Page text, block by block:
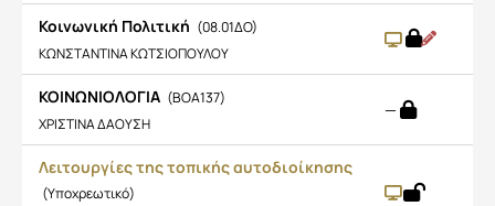
Κοινωνική Πολιτική (08.01ΔΟ)
ΚΩΝΣΤΑΝΤΙΝΑ ΚΩΤΣΙΟΠΟΥΛΟΥ
ΚΟΙΝΩΝΙΟΛΟΓΙΑ (BOA137)
ΧΡΙΣΤΙΝΑ ΔΑΟΥΣΗ
—
Λειτουργίες της τοπικής αυτοδιοίκησης
(Υποχρεωτικό)